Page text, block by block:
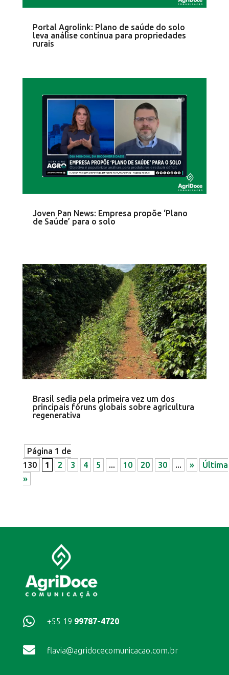
Portal Agrolink: Plano de saúde do solo
leva análise contínua para propriedades
rurais
Joven Pan News: Empresa propõe ‘Plano
de Saúde’ para o solo
Brasil sedia pela primeira vez um dos
principais fóruns globais sobre agricultura
regenerativa
Página 1 de
130
1 2 3 4 5 ... 10 20 30 ... »
Última
»
 +55 19 99787-4720
 flavia@agridocecomunicacao.com.br